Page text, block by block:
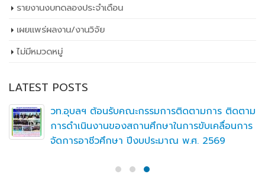
รายงานงบทดลองประจำเดือน
เผยเเพร่ผลงาน/งานวิจัย
ไม่มีหมวดหมู่
LATEST POSTS
วท.อุบลฯ ต้อนรับคณะกรรมการติดตามการ ติดตาม
การดำเนินงานของสถานศึกษาในการขับเคลื่อนการ
จัดการอาชีวศึกษา ปีงบประมาณ พ.ศ. 2569